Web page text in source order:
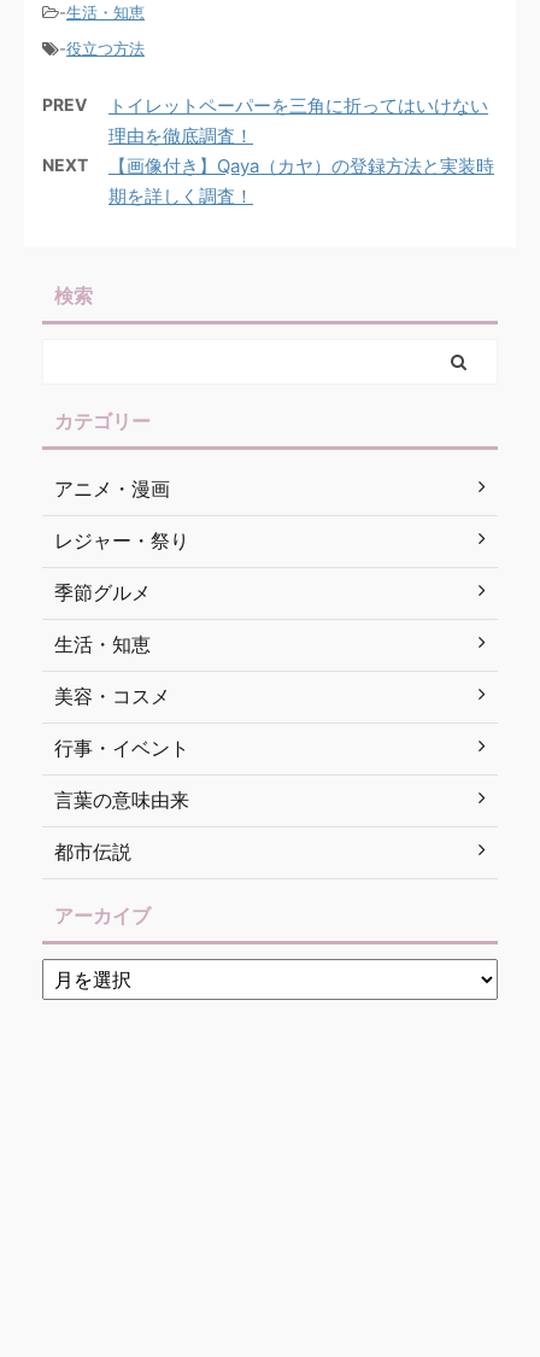
-生活・知恵
-役立つ方法
PREV
トイレットペーパーを三角に折ってはいけない
理由を徹底調査！
NEXT
【画像付き】Qaya（カヤ）の登録方法と実装時
期を詳しく調査！
検索
カテゴリー
アニメ・漫画
レジャー・祭り
季節グルメ
生活・知恵
美容・コスメ
行事・イベント
言葉の意味由来
都市伝説
アーカイブ